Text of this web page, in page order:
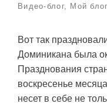
Видео-блог, Мой блог
Вот так
Доминикана была
Празднования
воскресенье
несет в себе не